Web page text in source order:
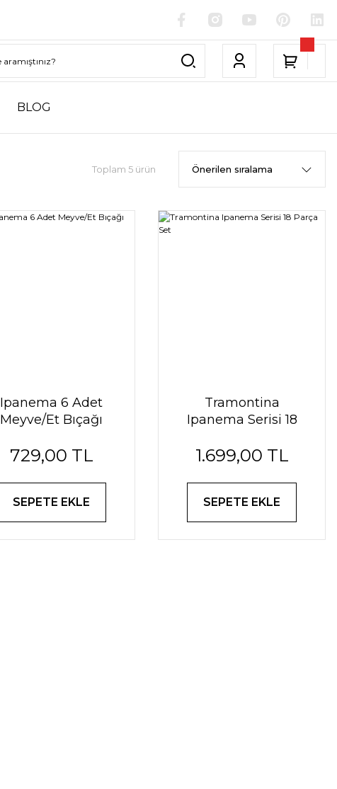
BLOG
Toplam 5 ürün
Ipanema 6 Adet
Meyve/Et Bıçağı
729,00 TL
SEPETE EKLE
Tramontina
Ipanema Serisi 18
1.699,00 TL
SEPETE EKLE